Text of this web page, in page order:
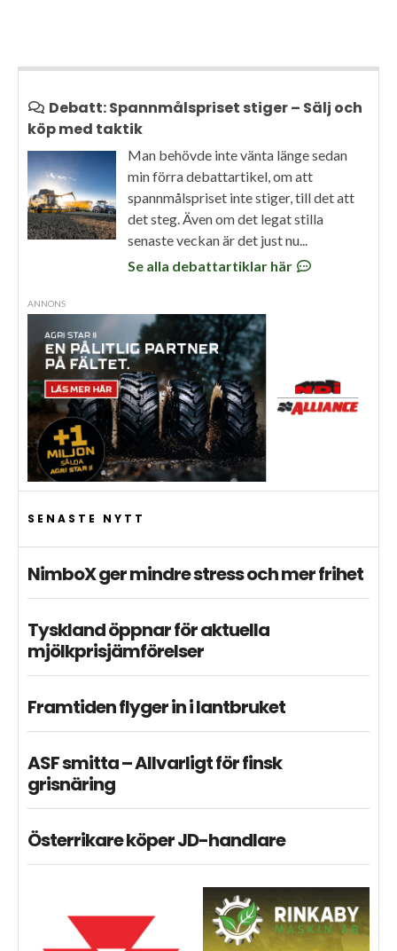
Debatt: Spannmålspriset stiger – Sälj och
köp med taktik
Man behövde inte vänta länge sedan
min förra debattartikel, om att
spannmålspriset inte stiger, till det att
det steg. Även om det legat stilla
senaste veckan är det just nu...
Se alla debattartiklar här
ANNONS
SENASTE NYTT
NimboX ger mindre stress och mer frihet
Tyskland öppnar för aktuella
mjölkprisjämförelser
Framtiden flyger in i lantbruket
ASF smitta – Allvarligt för finsk
grisnäring
Österrikare köper JD-handlare